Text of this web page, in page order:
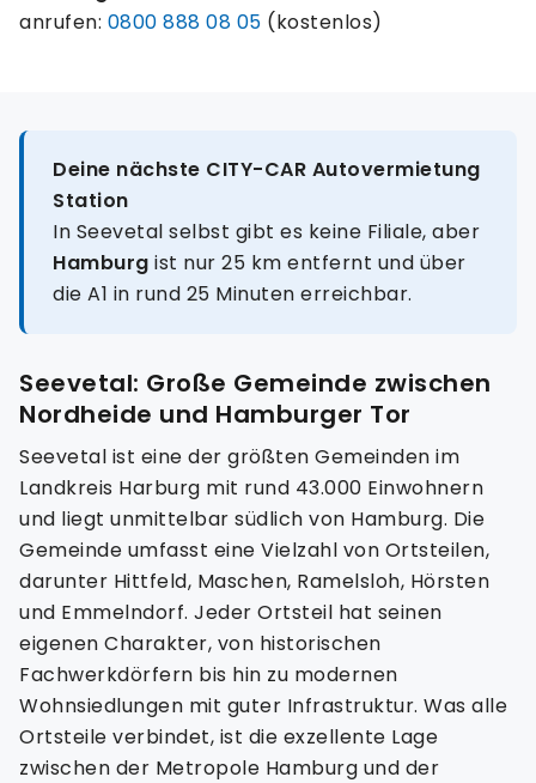
anrufen: 0800 888 08 05 (kostenlos)
Deine nächste CITY-CAR Autovermietung
Station
In Seevetal selbst gibt es keine Filiale, aber
Hamburg ist nur 25 km entfernt und über
die A1 in rund 25 Minuten erreichbar.
Seevetal: Große Gemeinde zwischen
Nordheide und Hamburger Tor
Seevetal ist eine der größten Gemeinden im
Landkreis Harburg mit rund 43.000 Einwohnern
und liegt unmittelbar südlich von Hamburg. Die
Gemeinde umfasst eine Vielzahl von Ortsteilen,
darunter Hittfeld, Maschen, Ramelsloh, Hörsten
und Emmelndorf. Jeder Ortsteil hat seinen
eigenen Charakter, von historischen
Fachwerkdörfern bis hin zu modernen
Wohnsiedlungen mit guter Infrastruktur. Was alle
Ortsteile verbindet, ist die exzellente Lage
zwischen der Metropole Hamburg und der